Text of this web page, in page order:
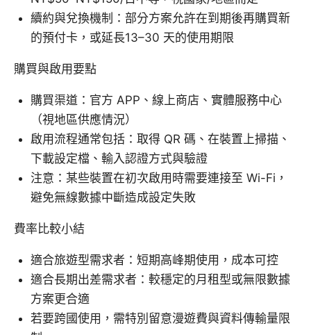
續約與兌換機制：部分方案允許在到期後再購買新
的預付卡，或延長13–30 天的使用期限
購買與啟用要點
購買渠道：官方 APP、線上商店、實體服務中心
（視地區供應情況）
啟用流程通常包括：取得 QR 碼、在裝置上掃描、
下載設定檔、輸入認證方式與驗證
注意：某些裝置在初次啟用時需要連接至 Wi-Fi，
避免無線數據中斷造成設定失敗
費率比較小結
適合旅遊型需求者：短期高峰期使用，成本可控
適合長期出差需求者：較穩定的月租型或無限數據
方案更合適
若要跨國使用，需特別留意漫遊費與資料傳輸量限